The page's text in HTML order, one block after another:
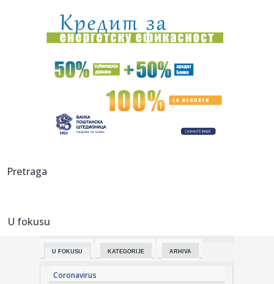
16:06:Duge kolone na pojedim graničnim prelazima
16:03:Evropski odgovor na Starlink: Stiže IRIS² satelitski internet
Ne krećite na put dok ovo ne proverite: Zbog nekoliko
16:01:Treba vam savršena atlet majica? Pronašli smo 5 modela
mogao b...
15:55:
15:52: Градоначелник Мићин најавио нове ...
Pretraga
U fokusu
U FOKUSU KATEGORIJE ARHIVA
Coronavirus